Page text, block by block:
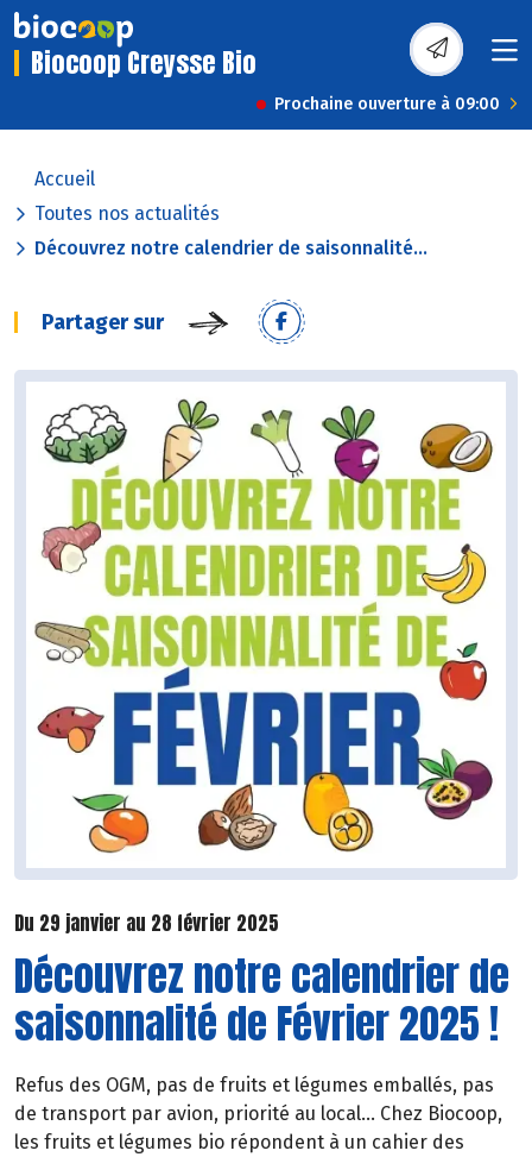
Biocoop Creysse Bio
Prochaine ouverture à 09:00
Accueil
Toutes nos actualités
Découvrez notre calendrier de saisonnalité...
Partager sur
Du 29 janvier au 28 février 2025
Découvrez notre calendrier de
saisonnalité de Février 2025 !
Refus des OGM, pas de fruits et légumes emballés, pas
de transport par avion, priorité au local… Chez Biocoop,
les fruits et légumes bio répondent à un cahier des